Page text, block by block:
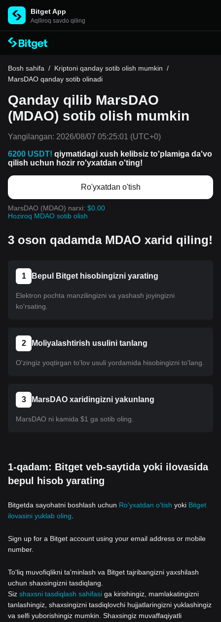
Bitget App
Aqlliroq savdo qiling
Bosh sahifa / Kriptoni qanday sotib olish mumkin /
MarsDAO qanday sotib olinadi
Qanday qilib MarsDAO
(MDAO) sotib olish mumkin
Yangilangan: 2026/08/07 05:25:01 (UTC+0)
6200 USDT! qiymatidagi xush kelibsiz to'plamiga da'vo
qilish uchun hozir ro'yxatdan o'ting!
Ro'yxatdan o'tish
MarsDAO (MDAO) narxi: $0.00
Hoziroq MDAO sotib olish
3 oson qadamda MDAO xarid qiling!
1 Bepul Bitget hisobingizni yarating
Elektron pochta manzilingizni va yashash joyingizni
ko'rsating.
2 Moliyalashtirish usulini tanlang
O'zingiz yoqtirgan to'lov usuli yordamida hisobingizni to'lang.
3 MarsDAO xaridingizni yakunlang
MarsDAO ni kamida $1 ga sotib oling.
1-qadam: Bitget veb-saytida yoki ilovasida
bepul hisob yarating
Bitgetda sayohatni boshlash uchun Ro'yxatdan o'tish yoki Bitget
ilovasini yuklab oling
Sign up for a Bitget account using your email address or mobile
number.
To'liq muvofiqlikni ta'minlash va Bitget tajribangizni yaxshilash
uchun shaxsingizni tasdiqlang.
Siz shaxsni tasdiqlash sahifasi ga kirishingiz, mamlakatingizni
tanlashingiz, shaxsingizni tasdiqlovchi hujjatlaringizni yuklashingiz
va selfi yuborishingiz mumkin. Shaxsingiz muvaffaqiyatli